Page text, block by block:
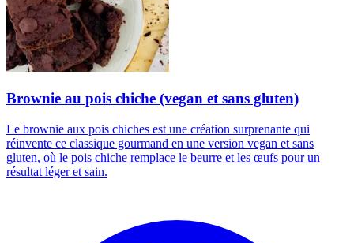
Brownie au pois chiche (vegan et sans gluten)
Le brownie aux pois chiches est une création surprenante qui
réinvente ce classique gourmand en une version vegan et sans
gluten, où le pois chiche remplace le beurre et les œufs pour un
résultat léger et sain.